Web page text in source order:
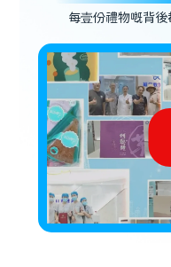
每壹份禮物嘅背